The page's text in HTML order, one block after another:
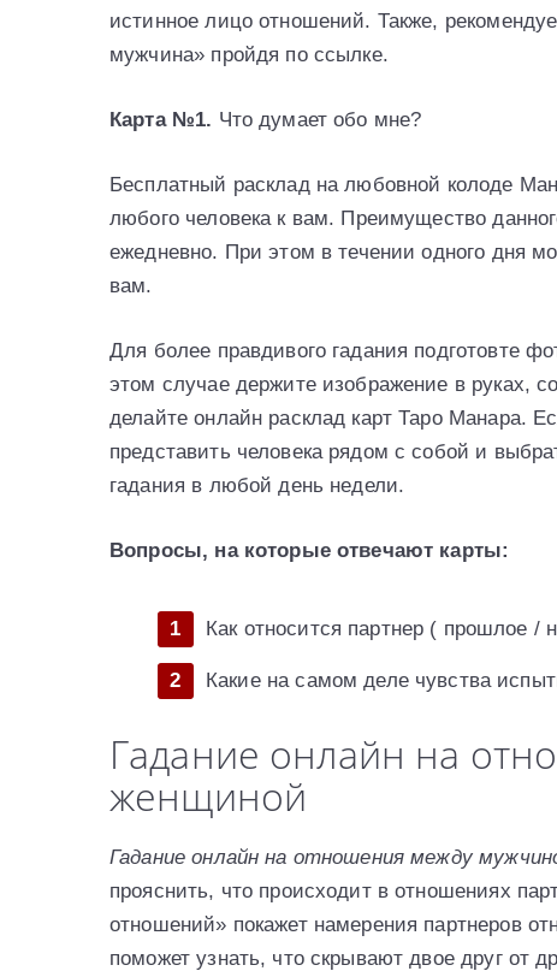
истинное лицо отношений. Также,
мужчина» пройдя по ссылке.
Карта №1. Что думает обо мне?
Бесплатный расклад на любовной колоде
любого человека к вам. Преимущество
ежедневно. При этом в течении одного дня
вам.
Для более правдивого гадания подготовте
этом случае держите изображение в руках,
делайте онлайн расклад карт Таро Манара.
представить человека рядом с собой и
гадания в любой день недели.
Вопросы, на которые отвечают карты:
Как относится партнер ( прошлое /
Какие на самом деле чувства
Гадание онлайн на
женщиной
Гадание онлайн на отношения между
прояснить, что происходит в отношениях
отношений» покажет намерения партнеров
поможет узнать, что скрывают двое друг от